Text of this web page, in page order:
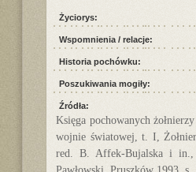
Życiorys:
Wspomnienia / relacje:
Historia pochówku:
Poszukiwania mogiły:
Źródła:
Księga pochowanych
wojnie światowej, t. I,
red. B. Affek-Bujalska i